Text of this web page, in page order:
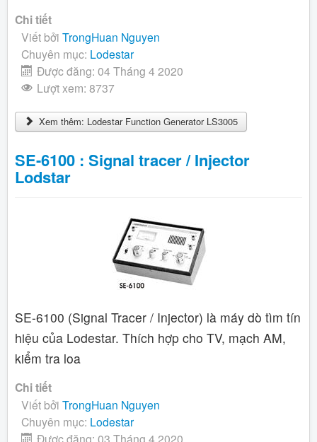
Chi tiết
Viết bởi TrongHuan Nguyen
Chuyên mục: Lodestar
Được đăng: 04 Tháng 4 2020
Lượt xem: 8737
Xem thêm: Lodestar Function Generator LS3005
SE-6100 : Signal tracer / Injector
Lodstar
SE-6100 (Signal Tracer / Injector) là máy dò tìm tín
hiệu của Lodestar. Thích hợp cho TV, mạch AM,
kiểm tra loa
Chi tiết
Viết bởi TrongHuan Nguyen
Chuyên mục: Lodestar
Được đăng: 03 Tháng 4 2020